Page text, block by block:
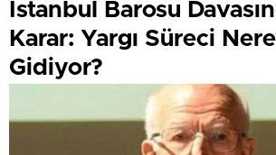
İstanbul Barosu
Karar: Yargı Süreci
Gidiyor?